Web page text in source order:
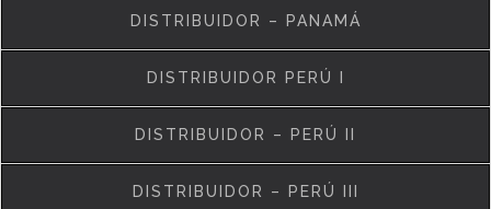
DISTRIBUIDOR – PANAMÁ
DISTRIBUIDOR PERÚ I
DISTRIBUIDOR – PERÚ II
DISTRIBUIDOR – PERÚ III